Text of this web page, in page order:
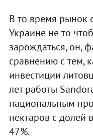
В то время рынок
Украине не то
зарождаться, он,
сравнению с тем,
инвестиции
лет работы
национальным
нектаров с долей
47%.